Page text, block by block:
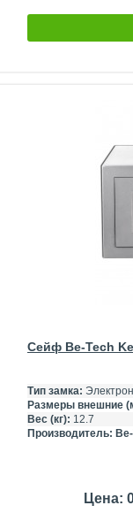
Сейф Be-Tech
Тип замка:
Размеры внешние
Вес (кг): 12.7
Производитель:
Цена: